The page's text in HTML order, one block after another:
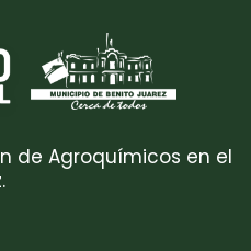
de Agroquímicos en el